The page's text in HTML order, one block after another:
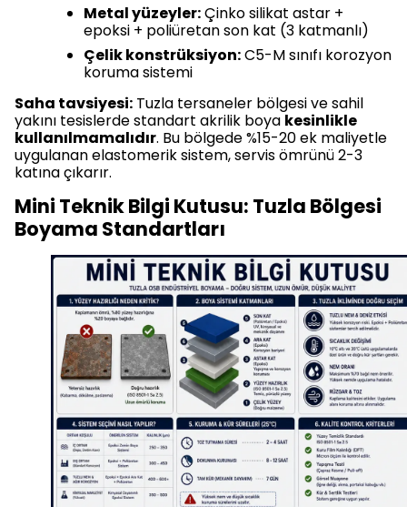
Metal yüzeyler:Çinko silikat astar +
epoksi + poliüretan son kat (3 katmanlı)
Çelik konstrüksiyon:C5-M sınıfı korozyon
koruma sistemi
Saha tavsiyesi: Tuzla tersaneler bölgesi ve sahil
yakını tesislerde standart akrilik boya kesinlikle
kullanılmamalıdır. Bu bölgede %15-20 ek maliyetle
uygulanan elastomerik sistem, servis ömrünü 2-3
katına çıkarır.
Mini Teknik Bilgi Kutusu: Tuzla Bölgesi
Boyama Standartları